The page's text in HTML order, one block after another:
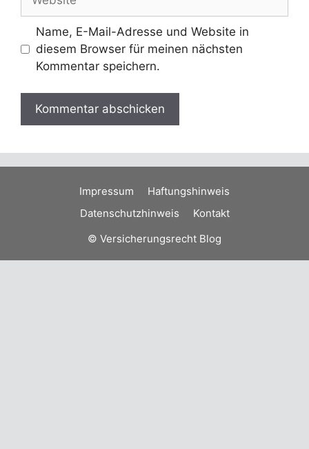
Name, E-Mail-Adresse und Website in
diesem Browser für meinen nächsten
Kommentar speichern.
Impressum
Haftungshinweis
Datenschutzhinweis
Kontakt
© Versicherungsrecht Blog